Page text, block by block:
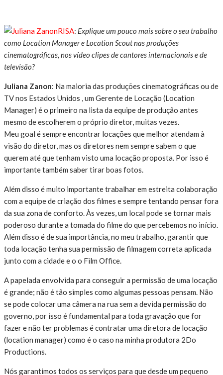
RISA: Explique um pouco mais sobre o seu trabalho
como Location Manager e Location Scout nas produções
cinematográficas, nos vídeo clipes de cantores internacionais e de
televisão?
Juliana Zanon: Na maioria das produções cinematográficas ou de
TV nos Estados Unidos , um Gerente de Locação (Location
Manager) é o primeiro na lista da equipe de produção antes
mesmo de escolherem o próprio diretor, muitas vezes.
Meu goal é sempre encontrar locações que melhor atendam à
visão do diretor, mas os diretores nem sempre sabem o que
querem até que tenham visto uma locação proposta. Por isso é
importante também saber tirar boas fotos.
Além disso é muito importante trabalhar em estreita colaboração
com a equipe de criação dos filmes e sempre tentando pensar fora
da sua zona de conforto. Às vezes, um local pode se tornar mais
poderoso durante a tomada do filme do que percebemos no início.
Além disso é de sua importância, no meu trabalho, garantir que
toda locação tenha sua permissão de filmagem correta aplicada
junto com a cidade e o o Film Office.
A papelada envolvida para conseguir a permissão de uma locação
é grande; não é tão simples como algumas pessoas pensam. Não
se pode colocar uma câmera na rua sem a devida permissão do
governo, por isso é fundamental para toda gravação que for
fazer e não ter problemas é contratar uma diretora de locação
(location manager) como é o caso na minha produtora 2Do
Productions.
Nós garantimos todos os serviços para que desde um pequeno